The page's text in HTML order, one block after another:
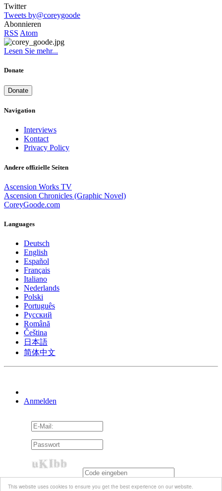
This website uses cookies to ensure you get the best experience on our website.
Twitter
Tweets by@coreygoode
Abonnieren
RSS Atom
Lesen Sie mehr...
Donate
Donate
Navigation
Interviews
Kontact
Privacy Policy
Andere offizielle Seiten
Ascension Works TV
Ascension Chronicles (Graphic Novel)
CoreyGoode.com
Languages
Deutsch
English
Español
Français
Italiano
Nederlands
Polski
Português
Pусский
Română
Čeština
日本語
简体中文
Anmelden
An mich erinnern